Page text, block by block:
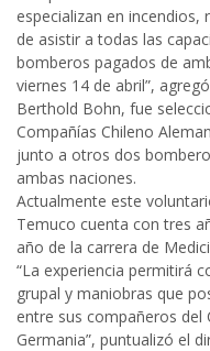
especializan en incendios,
de asistir a todas las
bomberos pagados de
viernes 14 de abril”,
Berthold Bohn, fue
Compañías Chileno
junto a otros dos
ambas naciones.
Actualmente este
Temuco cuenta con tres
año de la carrera de
“La experiencia permitirá
grupal y maniobras que
entre sus compañeros
Germania”, puntualizó el